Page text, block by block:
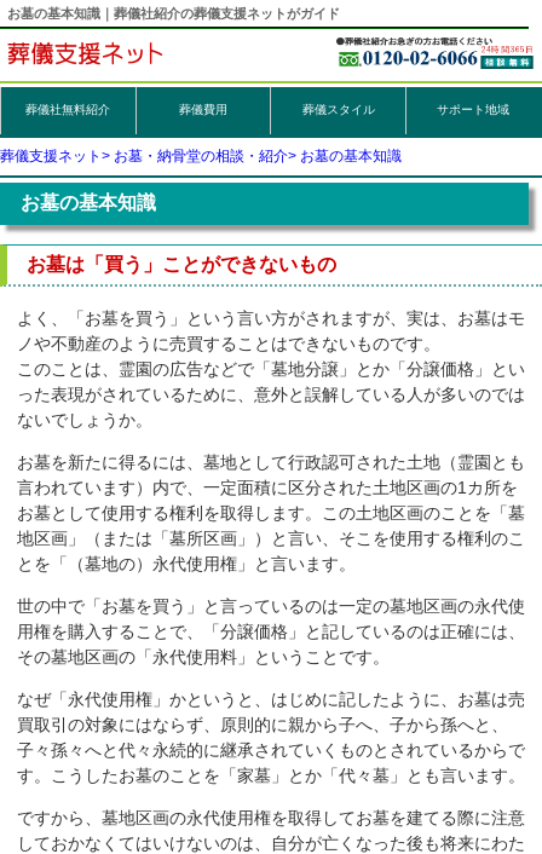
お墓の基本知識｜葬儀社紹介の葬儀支援ネットがガイド
葬儀社無料紹介 葬儀費用 葬儀スタイル サポート地域
葬儀支援ネット お墓・納骨堂の相談・紹介 お墓の基本知識
お墓の基本知識
お墓は「買う」ことができないもの
よく、「お墓を買う」という言い方がされますが、実は、お墓はモ
ノや不動産のように売買することはできないものです。
このことは、霊園の広告などで「墓地分譲」とか「分譲価格」とい
った表現がされているために、意外と誤解している人が多いのでは
ないでしょうか。
お墓を新たに得るには、墓地として行政認可された土地（霊園とも
言われています）内で、一定面積に区分された土地区画の1カ所を
お墓として使用する権利を取得します。この土地区画のことを「墓
地区画」（または「墓所区画」）と言い、そこを使用する権利のこ
とを「（墓地の）永代使用権」と言います。
世の中で「お墓を買う」と言っているのは一定の墓地区画の永代使
用権を購入することで、「分譲価格」と記しているのは正確には、
その墓地区画の「永代使用料」ということです。
なぜ「永代使用権」かというと、はじめに記したように、お墓は売
買取引の対象にはならず、原則的に親から子へ、子から孫へと、
子々孫々へと代々永続的に継承されていくものとされているからで
す。こうしたお墓のことを「家墓」とか「代々墓」とも言います。
ですから、墓地区画の永代使用権を取得してお墓を建てる際に注意
しておかなくてはいけないのは、自分が亡くなった後も将来にわた